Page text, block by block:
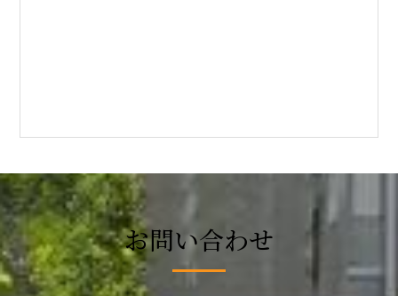
お問い合わせ